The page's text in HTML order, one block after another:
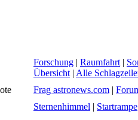
Forschung | Raumfahrt |
Übersicht | Alle
Frag astronews.com |
Sternenhimmel | Startrampe